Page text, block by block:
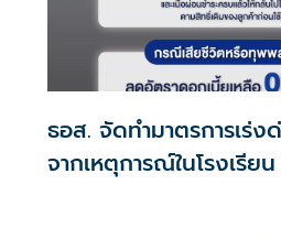
ธอส. จัดทำมาตรการเร่ง
จากเหตุการณ์ในโรงเรี